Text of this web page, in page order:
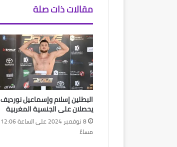
مقالات ذات صلة
البطلين إسلام وإسماعيل نورديف
يحصلان على الجنسية المغربية
8 نوفمبر 2024 على الساعة 12:06
مساءً